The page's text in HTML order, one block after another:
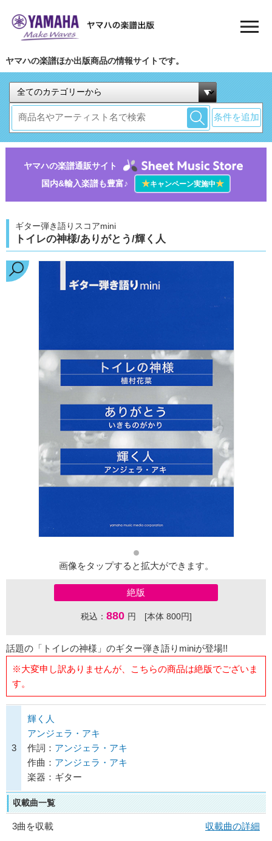
ヤマハの楽譜ほか出版商品の情報サイトです。
条件を追加
ヤマハの楽譜通販サイト
国内&輸入楽譜も豊富♪
★キャンペーン実施中★
ギター弾き語りスコアmini
トイレの神様/ありがとう/輝く人
画像をタップすると拡大ができます。
絶版
税込： 880 円 [本体 800円]
話題の「トイレの神様」のギター弾き語りminiが登場!!
※大変申し訳ありませんが、こちらの商品は絶版でございま
す。
3
輝く人
アンジェラ・アキ
作詞： アンジェラ・アキ
作曲： アンジェラ・アキ
楽器：ギター
収載曲一覧
3曲を収載
収載曲の詳細